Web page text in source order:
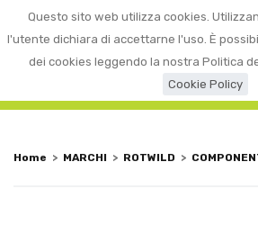
Questo sito web utilizza cookies.
l'utente dichiara di accettarne l'uso. È
dei cookies leggendo la nostra Politica
Cookie Policy
☰
Home > MARCHI > ROTWILD >